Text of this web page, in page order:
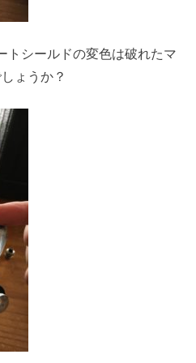
トシールドの変色は破れたマ
ょうか？